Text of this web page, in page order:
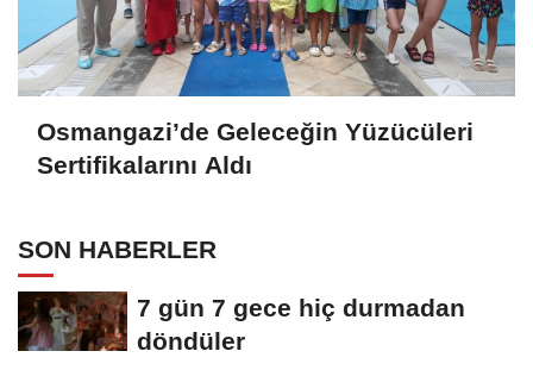
Osmangazi’de Geleceğin Yüzücüleri
Sertifikalarını Aldı
SON HABERLER
7 gün 7 gece hiç durmadan
döndüler